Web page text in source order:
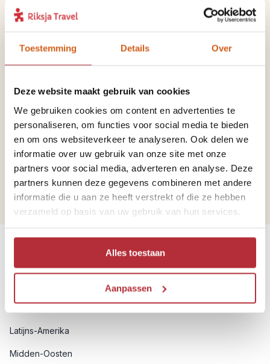
Toestemming Details Over
Deze website maakt gebruik van cookies
We gebruiken cookies om content en advertenties te
personaliseren, om functies voor social media te bieden
en om ons websiteverkeer te analyseren. Ook delen we
informatie over uw gebruik van onze site met onze
partners voor social media, adverteren en analyse. Deze
partners kunnen deze gegevens combineren met andere
informatie die u aan ze heeft verstrekt of die ze hebben
verzameld op basis van uw gebruik van hun services.
Alles toestaan
Aanpassen
Mail
madeira@riksjatravel.nl
Latijns-Amerika
Midden-Oosten